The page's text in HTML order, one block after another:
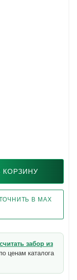
КОРЗИНУ
В MAX
забор из
ценам каталога